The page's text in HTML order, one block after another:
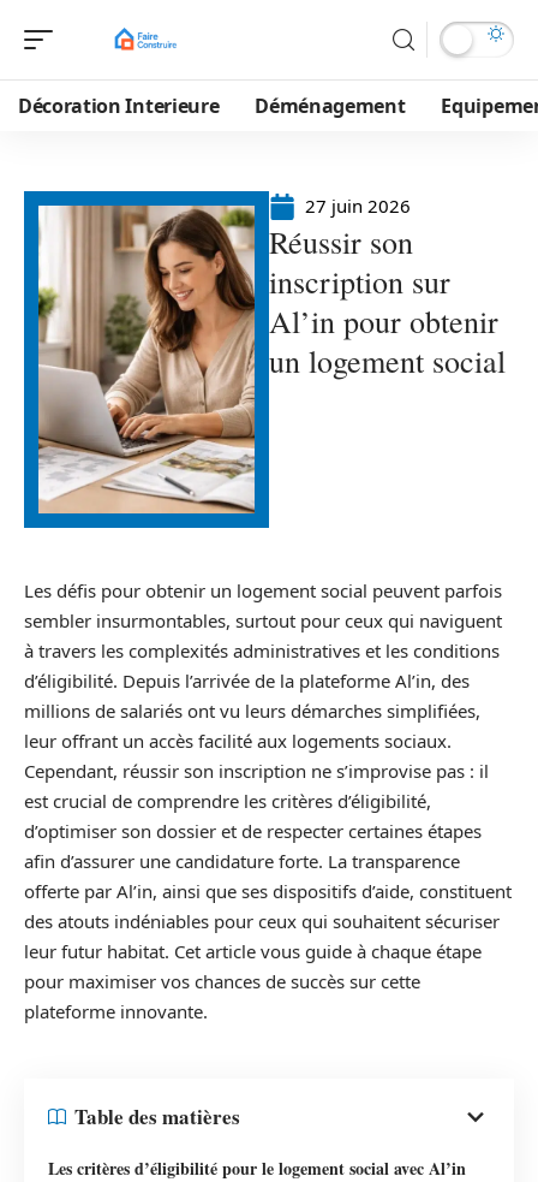
Décoration Interieure Déménagement
27 juin 2026
Réussir son
inscription sur
Al’in pour obtenir
un logement social
Les défis pour obtenir un logement social peuvent parfois
sembler insurmontables, surtout pour ceux qui naviguent
à travers les complexités administratives et les conditions
d’éligibilité. Depuis l’arrivée de la plateforme Al’in, des
millions de salariés ont vu leurs démarches simplifiées,
leur offrant un accès facilité aux logements sociaux.
Cependant, réussir son inscription ne s’improvise pas : il
est crucial de comprendre les critères d’éligibilité,
d’optimiser son dossier et de respecter certaines étapes
afin d’assurer une candidature forte. La transparence
offerte par Al’in, ainsi que ses dispositifs d’aide, constituent
des atouts indéniables pour ceux qui souhaitent sécuriser
leur futur habitat. Cet article vous guide à chaque étape
pour maximiser vos chances de succès sur cette
plateforme innovante.
Table des matières
Les critères d’éligibilité pour le logement social avec Al’in